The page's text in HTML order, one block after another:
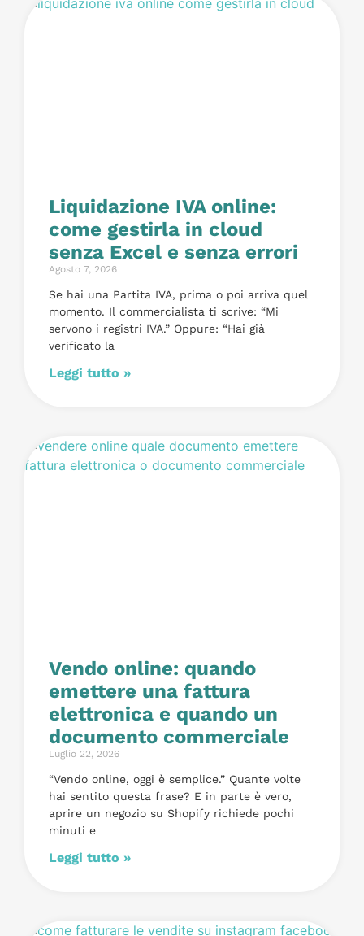
Liquidazione IVA online:
come gestirla in cloud
senza Excel e senza errori
Agosto 7, 2026
Se hai una Partita IVA, prima o poi arriva quel
momento. Il commercialista ti scrive: “Mi
servono i registri IVA.” Oppure: “Hai già
verificato la
Leggi tutto »
Vendo online: quando
emettere una fattura
elettronica e quando un
documento commerciale
Luglio 22, 2026
“Vendo online, oggi è semplice.” Quante volte
hai sentito questa frase? E in parte è vero,
aprire un negozio su Shopify richiede pochi
minuti e
Leggi tutto »